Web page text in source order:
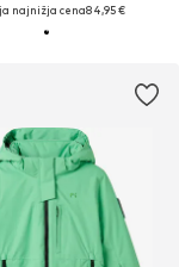
najnižja cena84,95 €